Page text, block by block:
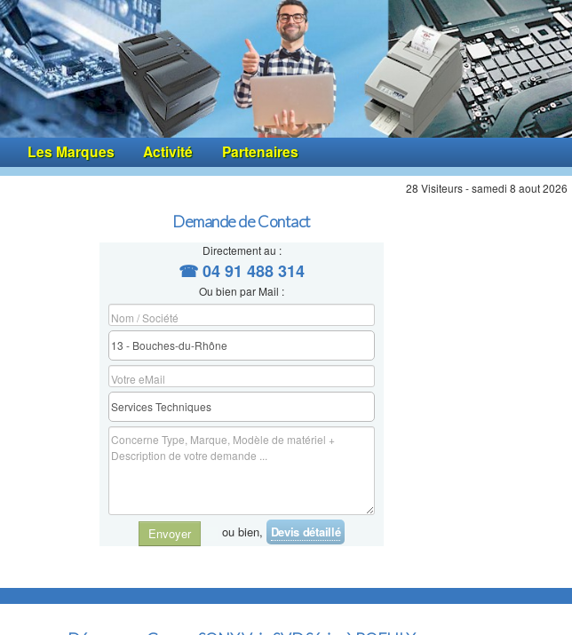
Les Marques Activité Partenaires
28 Visiteurs - samedi 8 aout 2026
Demande de Contact
Directement au :
☎ 04 91 488 314
Ou bien par Mail :
Envoyer ou bien, Devis détaillé